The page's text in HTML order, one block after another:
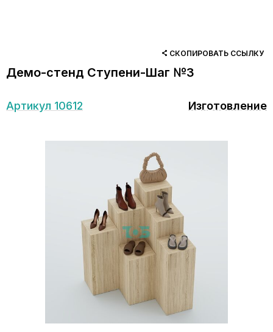
СКОПИРОВАТЬ ССЫЛКУ
Демо-стенд Ступени-Шаг №3
Артикул 10612 Изготовление